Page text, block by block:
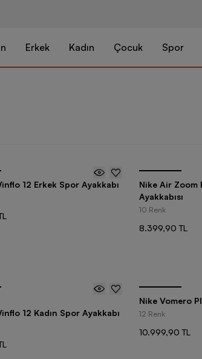
Erkek Kadın Çocuk Spor
12 Erkek Spor Ayakkabı
Nike Air Zoom
Ayakkabısı
10 Renk
8.399,90 TL
12 Kadın Spor Ayakkabı
Nike Vomero
12 Renk
10.999,90 TL